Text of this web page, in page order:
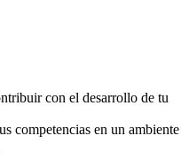
con el desarrollo de tu
competencias en un ambiente